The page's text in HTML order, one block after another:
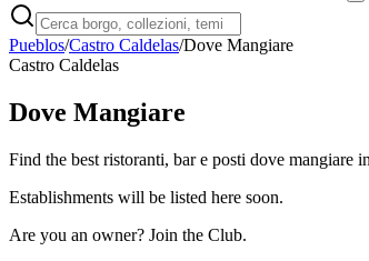
Pueblos/Castro Caldelas/Dove Mangiare
Castro Caldelas
Dove Mangiare
Find the best ristoranti, bar e posti dove mangiare
Establishments will be listed here soon.
Are you an owner? Join the Club.